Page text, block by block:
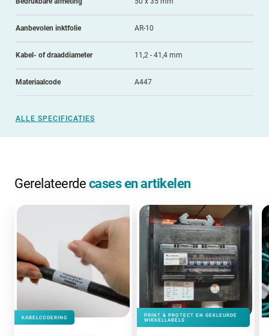
Aanbevolen inktfolie AR-10
Kabel- of draaddiameter 11,2 - 41,4 mm
Materiaalcode A447
ALLE SPECIFICATIES
Gerelateerde cases en artikelen
KABELCODERING
PRINT & PROTECT EN GEKLEURDE
WIKKELLABELS